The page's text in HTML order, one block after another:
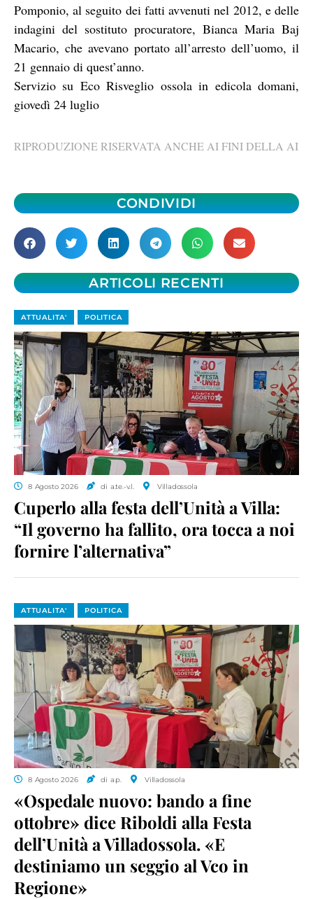
Pomponio, al seguito dei fatti avvenuti nel 2012, e delle
indagini del sostituto procuratore, Bianca Maria Baj
Macario, che avevano portato all’arresto dell’uomo, il
21 gennaio di quest’anno.
Servizio su Eco Risveglio ossola in edicola domani,
giovedì 24 luglio
RIPRODUZIONE RISERVATA ANCHE AI FINI DELLA AI
CONDIVIDI
ARTICOLI RECENTI
ATTUALITA' POLITICA
8 Agosto 2026 di a.te.-v.l. Villadossola
Cuperlo alla festa dell’Unità a Villa:
“Il governo ha fallito, ora tocca a noi
fornire l’alternativa”
ATTUALITA' POLITICA
8 Agosto 2026 di a.p. Villadossola
«Ospedale nuovo: bando a fine
ottobre» dice Riboldi alla Festa
dell’Unità a Villadossola. «E
destiniamo un seggio al Vco in
Regione»